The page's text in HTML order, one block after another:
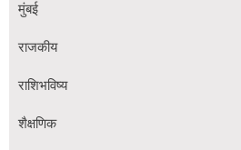
मुंबई
राजकीय
राशिभविष्य
शैक्षणिक